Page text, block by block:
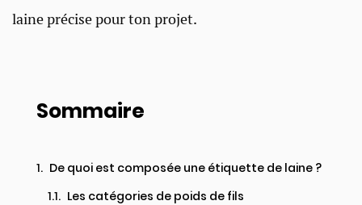
laine précise pour ton projet.
Sommaire
De quoi est composée une étiquette de laine ?​
Les catégories de poids de fils